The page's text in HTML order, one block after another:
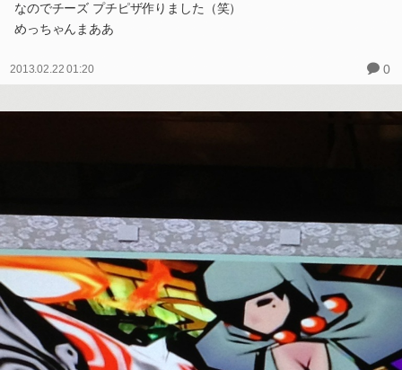
なのでチーズ プチピザ作りました（笑）
めっちゃんまああ
2013.02.22 01:20 0